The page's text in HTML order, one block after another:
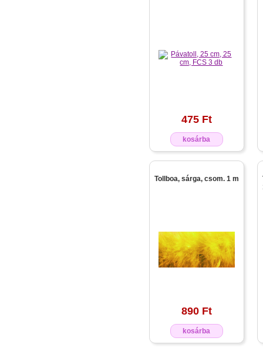
475 Ft
kosárba
Tollboa, sárga, csom. 1 m
890 Ft
kosárba